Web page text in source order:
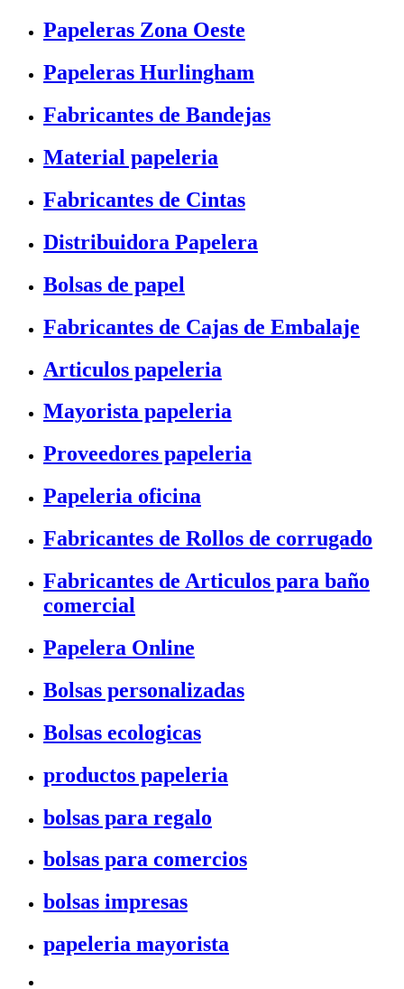
Papeleras Zona Oeste
Papeleras Hurlingham
Fabricantes de Bandejas
Material papeleria
Fabricantes de Cintas
Distribuidora Papelera
Bolsas de papel
Fabricantes de Cajas de Embalaje
Articulos papeleria
Mayorista papeleria
Proveedores papeleria
Papeleria oficina
Fabricantes de Rollos de corrugado
Fabricantes de Articulos para baño
comercial
Papelera Online
Bolsas personalizadas
Bolsas ecologicas
productos papeleria
bolsas para regalo
bolsas para comercios
bolsas impresas
papeleria mayorista